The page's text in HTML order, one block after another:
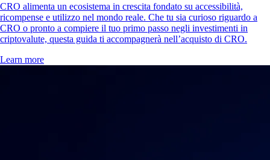
CRO alimenta un ecosistema in crescita fondato su accessibilità,
ricompense e utilizzo nel mondo reale. Che tu sia curioso riguardo a
CRO o pronto a compiere il tuo primo passo negli investimenti in
criptovalute, questa guida ti accompagnerà nell’acquisto di CRO.
Learn more